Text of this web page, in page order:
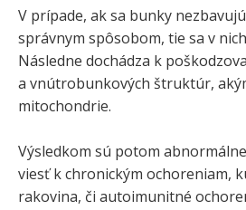
V prípade, ak sa bunky
správnym spôsobom, tie sa v
Následne dochádza k
a vnútrobunkových štruktúr,
mitochondrie.
Výsledkom sú potom
viesť k chronickým ochoreniam,
rakovina, či autoimunitné